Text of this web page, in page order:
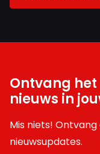
Ontvang
nieuws in
Mis niets!
nieuwsupdates.